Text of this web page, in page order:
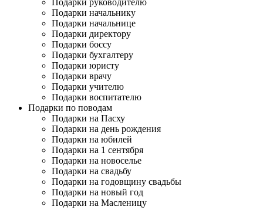
Подарки руководителю
Подарки начальнику
Подарки начальнице
Подарки директору
Подарки боссу
Подарки бухгалтеру
Подарки юристу
Подарки врачу
Подарки учителю
Подарки воспитателю
Подарки по поводам
Подарки на Пасху
Подарки на день рождения
Подарки на юбилей
Подарки на 1 сентября
Подарки на новоселье
Подарки на свадьбу
Подарки на годовщину свадьбы
Подарки на новый год
Подарки на Масленицу